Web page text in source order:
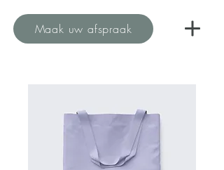
Maak uw afspraak